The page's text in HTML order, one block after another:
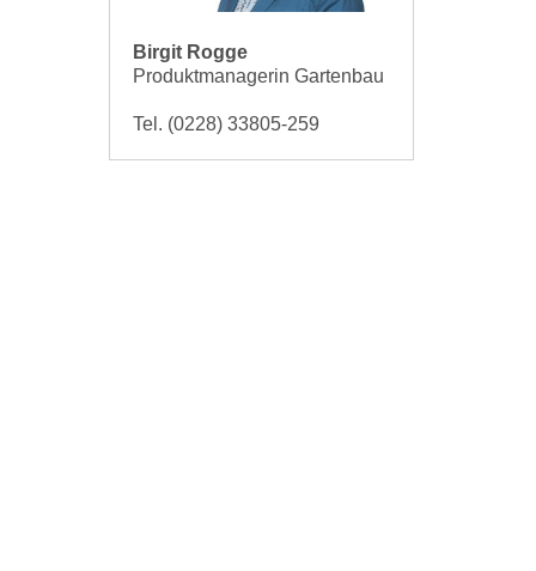
Birgit Rogge
Produktmanagerin Gartenbau
Tel. (0228) 33805-259